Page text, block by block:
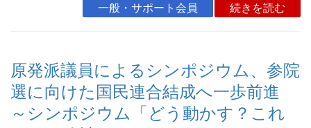
一般・サポート会員 続きを読む
原発派議員によるシンポジウム、参院
選に向けた国民連合結成へ一歩前進
～シンポジウム「どう動かす？これ